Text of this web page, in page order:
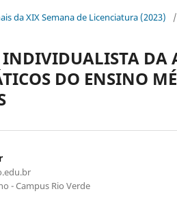
da XIX Semana de Licenciatura (2023) /
INDIVIDUALISTA DA
DO ENSINO
- Campus Rio Verde